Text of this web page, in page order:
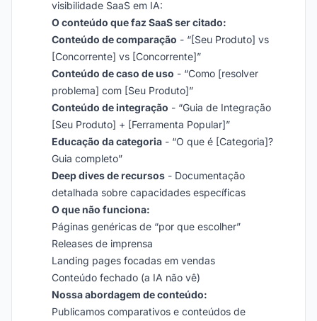
visibilidade SaaS em IA:
O conteúdo que faz SaaS ser citado:
Conteúdo de comparação - “[Seu Produto] vs
[Concorrente] vs [Concorrente]”
Conteúdo de caso de uso - “Como [resolver
problema] com [Seu Produto]”
Conteúdo de integração - “Guia de Integração
[Seu Produto] + [Ferramenta Popular]”
Educação da categoria - “O que é [Categoria]?
Guia completo”
Deep dives de recursos - Documentação
detalhada sobre capacidades específicas
O que não funciona:
Páginas genéricas de “por que escolher”
Releases de imprensa
Landing pages focadas em vendas
Conteúdo fechado (a IA não vê)
Nossa abordagem de conteúdo:
Publicamos comparativos e conteúdos de